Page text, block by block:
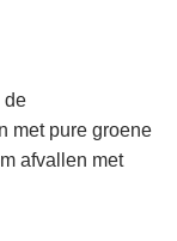
de
met pure groene
afvallen met